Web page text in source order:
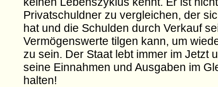
Privatschuldner zu vergleichen, der
hat und die Schulden durch Verkauf
Vermögenswerte tilgen kann, um
zu sein. Der Staat lebt immer im Jetzt
seine Einnahmen und Ausgaben im
halten!